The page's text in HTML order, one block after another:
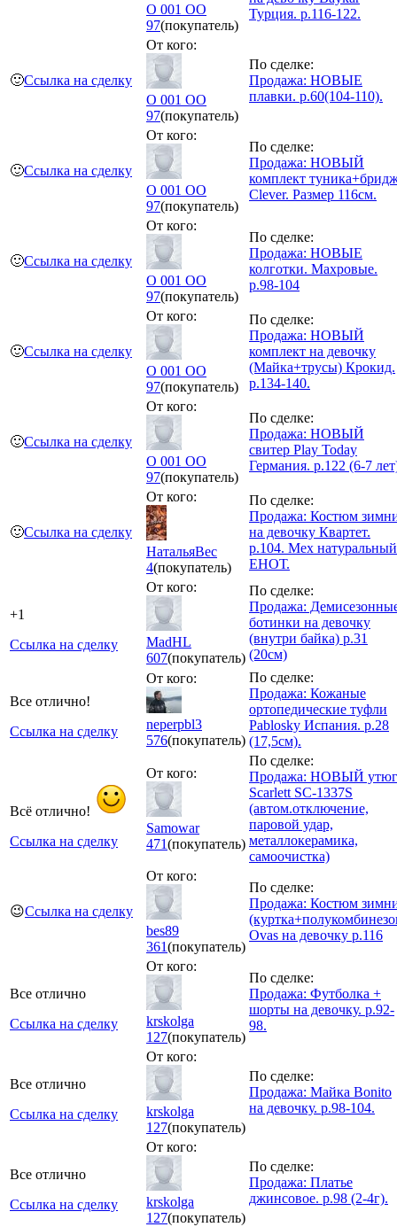
O 001 OO
97(покупатель)
Турция. р.116-122.
🙂Ссылка на сделку
От кого:
O 001 OO
97(покупатель)
По сделке:
Продажа: НОВЫЕ
плавки. р.60(104-110).
🙂Ссылка на сделку
От кого:
O 001 OO
97(покупатель)
По сделке:
Продажа: НОВЫЙ
комплект
Clever. Размер 116см.
🙂Ссылка на сделку
От кого:
O 001 OO
97(покупатель)
По сделке:
Продажа: НОВЫЕ
колготки. Махровые.
р.98-104
🙂Ссылка на сделку
От кого:
O 001 OO
97(покупатель)
По сделке:
Продажа: НОВЫЙ
комплект на девочку
(Майка+трусы) Крокид.
р.134-140.
🙂Ссылка на сделку
От кого:
O 001 OO
97(покупатель)
По сделке:
Продажа: НОВЫЙ
свитер Play Today
Германия. р.122 (6-7
🙂Ссылка на сделку
От кого:
НатальяВес
4(покупатель)
По сделке:
Продажа: Костюм
на девочку Квартет.
р.104. Мех
ЕНОТ.
+1
Ссылка на сделку
От кого:
MadHL
607(покупатель)
По сделке:
Продажа:
ботинки на девочку
(внутри байка) р.31
(20см)
Все отлично!
Ссылка на сделку
От кого:
neperpbl3
576(покупатель)
По сделке:
Продажа: Кожаные
ортопедические туфли
Pablosky Испания. р.28
(17,5см).
Всё отлично!
Ссылка на сделку
От кого:
Samowar
471(покупатель)
По сделке:
Продажа: НОВЫЙ утюг
Scarlett SC-1337S
(автом.отключение,
паровой удар,
металлокерамика,
самоочистка)
😉Ссылка на сделку
От кого:
bes89
361(покупатель)
По сделке:
Продажа: Костюм
Ovas на девочку р.116
Все отлично
Ссылка на сделку
От кого:
krskolga
127(покупатель)
По сделке:
Продажа: Футболка +
шорты на девочку. р.92-
98.
Все отлично
Ссылка на сделку
От кого:
krskolga
127(покупатель)
По сделке:
Продажа: Майка Bonito
на девочку. р.98-104.
Все отлично
Ссылка на сделку
От кого:
krskolga
127(покупатель)
По сделке:
Продажа: Платье
джинсовое. р.98 (2-4г).